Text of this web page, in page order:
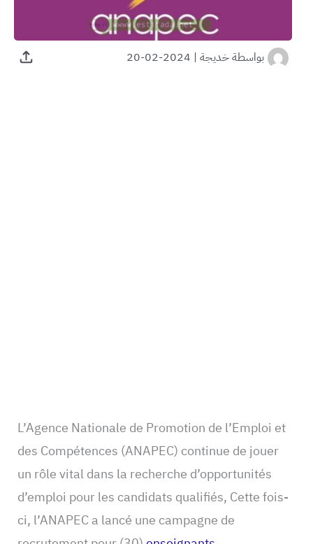
بواسطةخديجة |
2024-02-20
L’Agence Nationale de Promotion de l’Emploi et
des Compétences (ANAPEC) continue de jouer
un rôle vital dans la recherche d’opportunités
d’emploi pour les candidats qualifiés, Cette fois-
ci, l’ANAPEC a lancé une campagne de